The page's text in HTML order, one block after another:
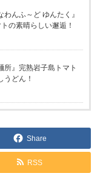
んふ～ど ゆんたく』
の素晴らしい邂逅！
所』完熟岩子島トマト
うどん！
Share
RSS